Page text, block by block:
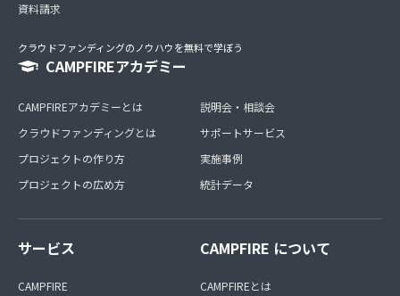
資料請求
クラウドファンディングのノウハウを無料で学ぼう
CAMPFIREアカデミー
CAMPFIREアカデミーとは
クラウドファンディングとは
プロジェクトの作り方
プロジェクトの広め方
説明会・相談会
サポートサービス
実施事例
統計データ
サービス
CAMPFIRE
CAMPFIRE について
CAMPFIREとは